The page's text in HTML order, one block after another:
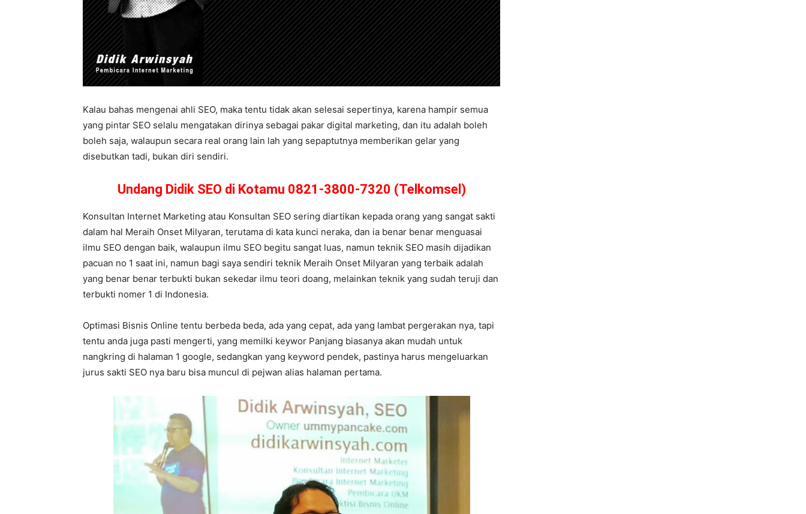
Kalau bahas mengenai ahli SEO, maka tentu tidak akan selesai sepertinya, karena hampir semua
yang pintar SEO selalu mengatakan dirinya sebagai pakar digital marketing, dan itu adalah boleh
boleh saja, walaupun secara real orang lain lah yang sepaptutnya memberikan gelar yang
disebutkan tadi, bukan diri sendiri.
Undang Didik SEO di Kotamu 0821-3800-7320 (Telkomsel)
Konsultan Internet Marketing atau Konsultan SEO sering diartikan kepada orang yang sangat sakti
dalam hal Meraih Onset Milyaran, terutama di kata kunci neraka, dan ia benar benar menguasai
ilmu SEO dengan baik, walaupun ilmu SEO begitu sangat luas, namun teknik SEO masih dijadikan
pacuan no 1 saat ini, namun bagi saya sendiri teknik Meraih Onset Milyaran yang terbaik adalah
yang benar benar terbukti bukan sekedar ilmu teori doang, melainkan teknik yang sudah teruji dan
terbukti nomer 1 di Indonesia.
Optimasi Bisnis Online tentu berbeda beda, ada yang cepat, ada yang lambat pergerakan nya, tapi
tentu anda juga pasti mengerti, yang memilki keywor Panjang biasanya akan mudah untuk
nangkring di halaman 1 google, sedangkan yang keyword pendek, pastinya harus mengeluarkan
jurus sakti SEO nya baru bisa muncul di pejwan alias halaman pertama.